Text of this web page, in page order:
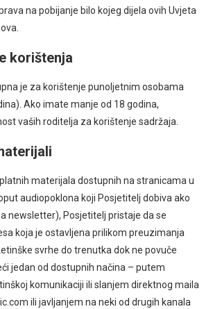
na pobijanje bilo kojeg dijela ovih Uvjeta
korištenja
je za korištenje punoljetnim osobama
Ako imate manje od 18 godina,
vaših roditelja za korištenje sadržaja.
materijala dostupnih na stranicama u
audiopoklona koji Posjetitelj dobiva ako
newsletter), Posjetitelj pristaje da se
koja je ostavljena prilikom preuzimanja
svrhe do trenutka dok ne povuče
jedan od dostupnih načina – putem
komunikaciji ili slanjem direktnog maila
ili javljanjem na neki od drugih kanala